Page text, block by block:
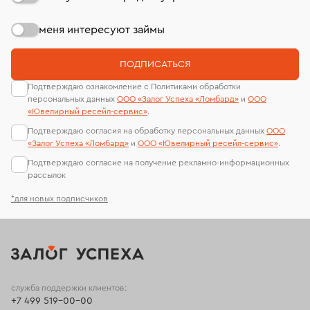
*для новых подписчиков
меня интересуют займы
ПОДПИСАТЬСЯ
Подтверждаю ознакомление с Политиками обработки
персональных данных ООО «Залог Успеха «Ломбард» и ООО
«Ювелирный ресейл-сервиc».
Подтверждаю согласия на обработку персональных данных ООО
«Залог Успеха «Ломбард» и ООО «Ювелирный ресейл-сервиc».
Подтверждаю согласие на получение рекламно-информационных
рассылок
служба поддержки клиентов:
+7 499 519-00-00